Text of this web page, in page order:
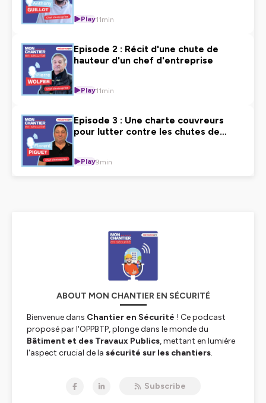
Play11min
Episode 2 : Récit d'une chute de
hauteur d'un chef d'entreprise
Play11min
Episode 3 : Une charte couvreurs
pour lutter contre les chutes de
Play9min
ABOUT MON CHANTIER EN SÉCURITÉ
Bienvenue dans Chantier en Sécurité ! Ce podcast
proposé par l'OPPBTP, plonge dans le monde du
Bâtiment et des Travaux Publics, mettant en lumière
l'aspect crucial de la sécurité sur les chantiers.
chantier et des compagnons. Découvrez les avancées
Subscribe